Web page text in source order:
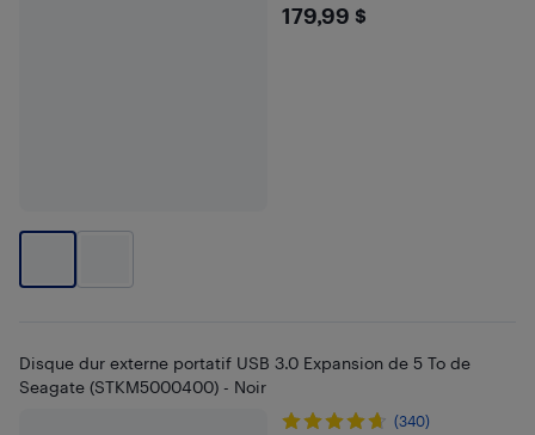
$179.99
179,99 $
Disque dur externe portatif USB 3.0 Expansion de 5 To de
Seagate (STKM5000400) - Noir
(340)